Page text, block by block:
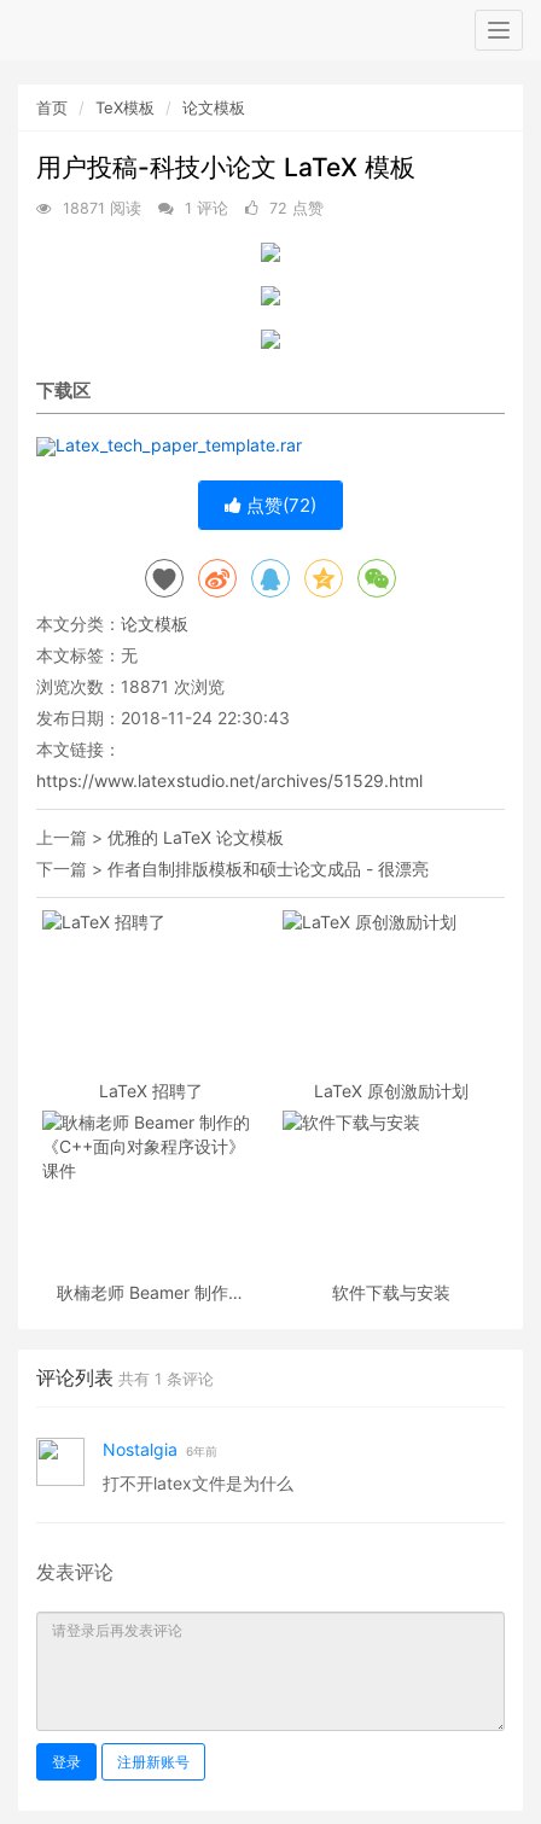
首页 TeX模板 论文模板
用户投稿-科技小论文 LaTeX 模板
18871 阅读 1 评论 72 点赞
下载区
Latex_tech_paper_template.rar
点赞(72)
本文分类： 论文模板
本文标签：无
浏览次数： 18871 次浏览
发布日期：2018-11-24 22:30:43
本文链接：
https://www.latexstudio.net/archives/51529.html
上一篇 > 优雅的 LaTeX 论文模板
下一篇 > 作者自制排版模板和硕士论文成品 - 很漂亮
LaTeX 招聘了 LaTeX 原创激励计划
耿楠老师 Beamer 制作的
软件下载与安装
评论列表 共有 1 条评论
Nostalgia 6年前
打不开latex文件是为什么
发表评论
登录 注册新账号